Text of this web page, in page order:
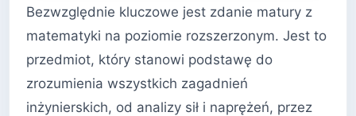
Bezwzględnie kluczowe jest zdanie matury z
matematyki na poziomie rozszerzonym. Jest to
przedmiot, który stanowi podstawę do
zrozumienia wszystkich zagadnień
inżynierskich, od analizy sił i naprężeń, przez